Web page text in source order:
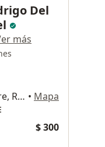
Del
más
Vía Llanogrande Km 2 Vereda Chipre, Rionegro • Mapa
$ 300